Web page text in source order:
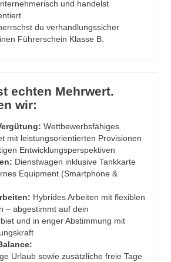
und handelst
du verhandlungssicher
Führerschein Klasse B.
echten Mehrwert.
wir:
Wettbewerbsfähiges
mit leistungsorientierten Provisionen
Entwicklungsperspektiven
Dienstwagen inklusive Tankkarte
Equipment (Smartphone &
Hybrides Arbeiten mit flexiblen
– abgestimmt auf dein
und in enger Abstimmung mit
Urlaub sowie zusätzliche freie Tage